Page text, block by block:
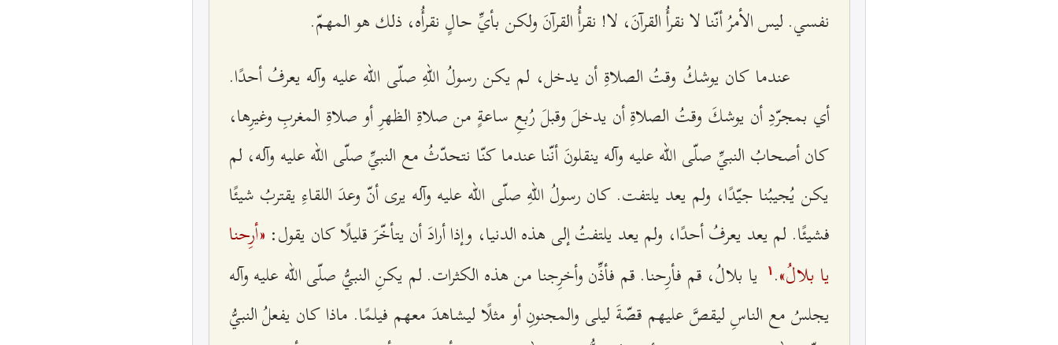
نفسي. ليس الأمرُ أنّنا لا نقرأُ القرآنَ، لا! نقرأُ القرآنَ ولكن بأيِّ حالٍ نقرأُه، ذلك هو المهمّ.
عندما كان يوشكُ وقتُ الصلاةِ أن يدخل، لم يكن رسولُ اللهِ صلّى الله عليه وآله يعرفُ أحدًا.
أي بمجرّدِ أن يوشكَ وقتُ الصلاةِ أن يدخلَ وقبلَ رُبعِ ساعةٍ من صلاةِ الظهرِ أو صلاةِ المغربِ وغيرِها،
كان أصحابُ النبيِّ صلّى الله عليه وآله ينقلونَ أنّنا عندما كنّا نتحدّثُ مع النبيِّ صلّى الله عليه وآله، لم
يكن يُجيبُنا جيّدًا، ولم يعد يلتفت. كان رسولُ اللهِ صلّى الله عليه وآله يرى أنّ وعدَ اللقاءِ يقتربُ شيئًا
فشيئًا. لم يعد يعرفُ أحدًا، ولم يعد يلتفتُ إلى هذه الدنيا، وإذا أرادَ أن يتأخّرَ قليلًا كان يقول: «أرِحنا
يا بلالُ». ۱
يا بلالُ، قم فأرِحنا. قم فأذِّن وأخرِجنا من هذه الكثرات. لم يكنِ النبيُّ صلّى الله عليه وآله
يجلسُ مع الناسِ ليقصَّ عليهم قصّةَ ليلى والمجنونِ أو مثلًا ليشاهدَ معهم فيلمًا. ماذا كان يفعلُ النبيُّ